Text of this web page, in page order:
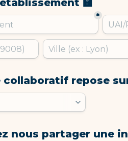
🏫
*
collaboratif repose
nous partager une